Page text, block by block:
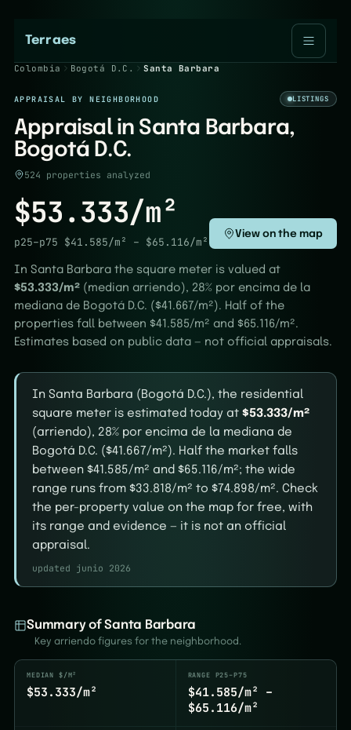
Terraes
Colombia Bogotá D.C. Santa Barbara
APPRAISAL BY NEIGHBORHOOD LISTINGS
Appraisal in Santa Barbara,
Bogotá D.C.
524 properties analyzed
$53.333/m²
p25–p75 $41.585/m² – $65.116/m²
View on the map
In Santa Barbara the square meter is valued at
$53.333/m² (median arriendo), 28% por encima de la
mediana de Bogotá D.C. ($41.667/m²). Half of the
properties fall between $41.585/m² and $65.116/m².
Estimates based on public data — not official appraisals.
In Santa Barbara (Bogotá D.C.), the residential
square meter is estimated today at $53.333/m²
(arriendo), 28% por encima de la mediana de
Bogotá D.C. ($41.667/m²). Half the market falls
between $41.585/m² and $65.116/m²; the wide
range runs from $33.818/m² to $74.898/m². Check
the per-property value on the map for free, with
its range and evidence — it is not an official
appraisal.
updated junio 2026
Summary of Santa Barbara
Key arriendo figures for the neighborhood.
MEDIAN $/M²
$53.333/m²
RANGE P25–P75
$41.585/m² –
$65.116/m²